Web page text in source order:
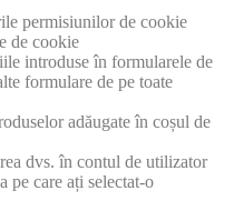
permisiunilor de cookie
de cookie
introduse în formularele de
formulare de pe toate
adăugate în coșul de
dvs. în contul de utilizator
pe care ați selectat-o